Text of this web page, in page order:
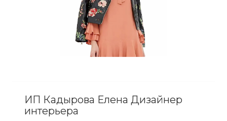
ИП Кадырова Елена Дизайнер
интерьера